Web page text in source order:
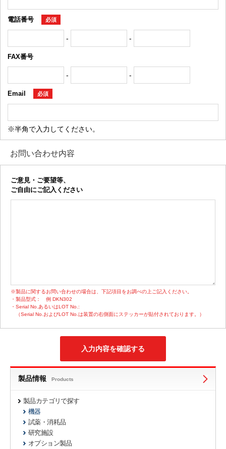
電話番号 必須
- -
FAX番号
- -
Email 必須
※半角で入力してください。
お問い合わせ内容
ご意見・ご要望等、
ご自由にご記入ください
※製品に関するお問い合わせの場合は、下記項目をお調べの上ご記入ください。
・製品型式：
例 DKN302
・Serial No.あるいはLOT No.:
（Serial No.およびLOT No.は装置の右側面にステッカーが貼付されております。）
製品情報 Products
製品カテゴリで探す
機器
試薬・消耗品
研究施設
オプション製品